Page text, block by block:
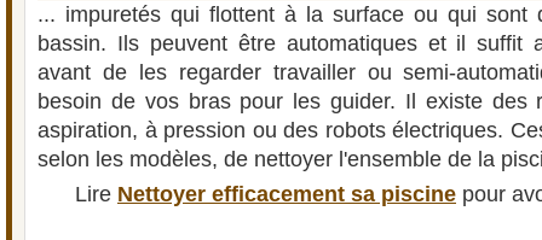
... impuretés qui flottent à la surface ou qui sont
bassin. Ils peuvent être automatiques et il suffit
avant de les regarder travailler ou semi-
besoin de vos bras pour les guider. Il existe des
aspiration, à pression ou des robots électriques.
selon les modèles, de nettoyer l'ensemble de la
Lire Nettoyer efficacement sa piscine pour